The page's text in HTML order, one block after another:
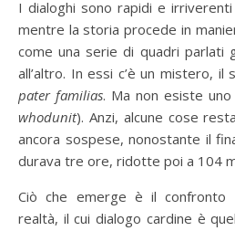
I dialoghi sono rapidi e
mentre la storia procede in
come una serie di quadri parlati
all’altro. In essi c’è un mistero,
pater familias. Ma non esiste
whodunit). Anzi, alcune cose
ancora sospese, nonostante il
durava tre ore, ridotte poi a 104
Ciò che emerge è il confronto
realtà, il cui dialogo cardine è